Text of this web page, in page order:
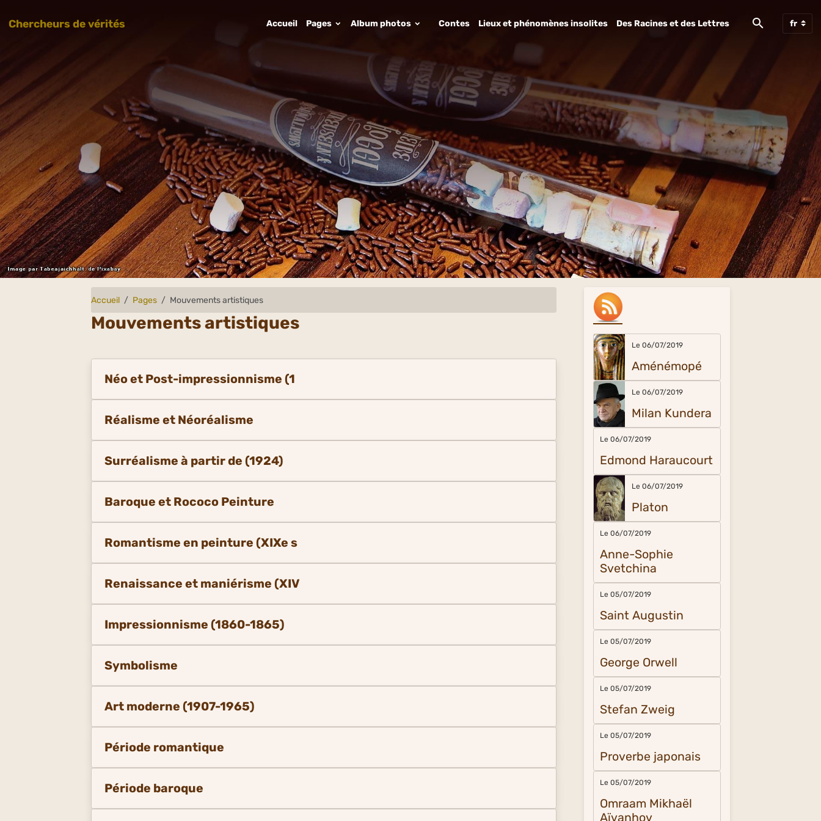
Chercheurs de vérités Accueil Pages Album photos Contes Lieux et phénomènes insolites Des Racines et des Lettres
Accueil Pages Mouvements artistiques
Mouvements artistiques
Néo et Post-impressionnisme (1
Réalisme et Néoréalisme
Surréalisme à partir de (1924)
Baroque et Rococo Peinture
Romantisme en peinture (XIXe s
Renaissance et maniérisme (XIV
Impressionnisme (1860-1865)
Symbolisme
Art moderne (1907-1965)
Période romantique
Période baroque
Le 06/07/2019
Aménémopé
Le 06/07/2019
Milan Kundera
Le 06/07/2019
Edmond Haraucourt
Le 06/07/2019
Platon
Le 06/07/2019
Anne-Sophie
Svetchina
Le 05/07/2019
Saint Augustin
Le 05/07/2019
George Orwell
Le 05/07/2019
Stefan Zweig
Le 05/07/2019
Proverbe japonais
Le 05/07/2019
Omraam Mikhaël
Aïvanhov